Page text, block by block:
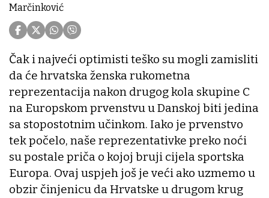
Marčinković
Čak i najveći optimisti teško su mogli zamisliti
da će hrvatska ženska rukometna
reprezentacija nakon drugog kola skupine C
na Europskom prvenstvu u Danskoj biti jedina
sa stopostotnim učinkom. Iako je prvenstvo
tek počelo, naše reprezentativke preko noći
su postale priča o kojoj bruji cijela sportska
Europa. Ovaj uspjeh još je veći ako uzmemo u
obzir činjenicu da Hrvatske u drugom krug